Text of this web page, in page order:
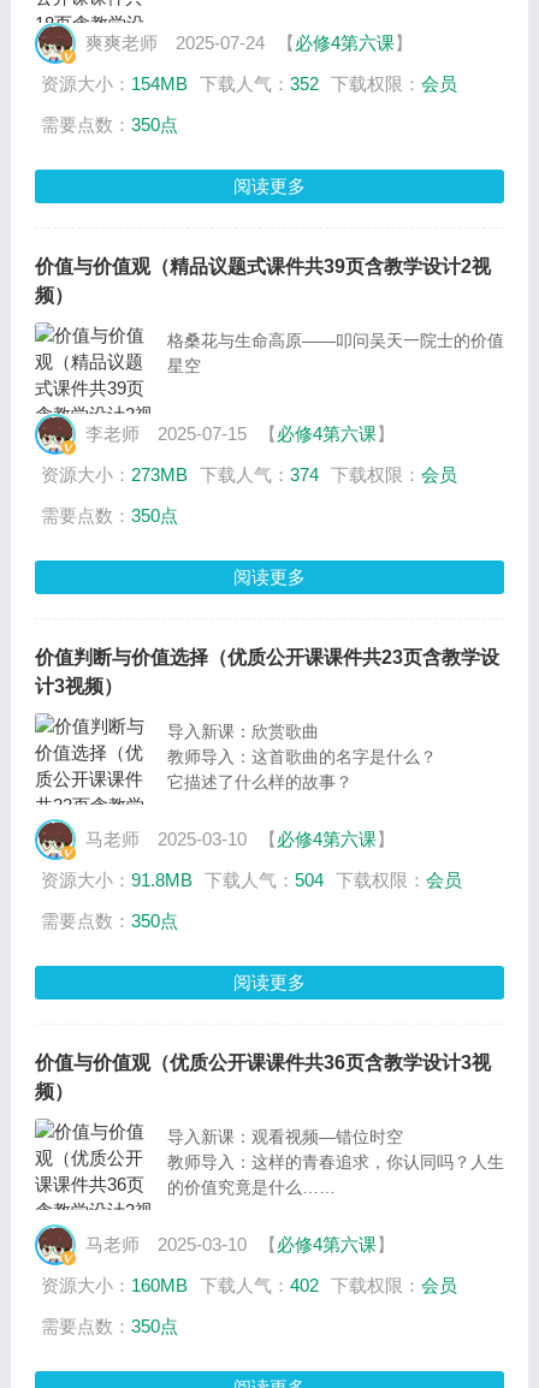
爽爽老师 2025-07-24 【必修4第六课】
资源大小： 154MB 下载人气： 352 下载权限： 会员
需要点数： 350点
阅读更多
价值与价值观（精品议题式课件共39页含教学设计2视
频）
格桑花与生命高原——叩问吴天一院士的价值
星空
李老师 2025-07-15 【必修4第六课】
资源大小： 273MB 下载人气： 374 下载权限： 会员
需要点数： 350点
阅读更多
价值判断与价值选择（优质公开课课件共23页含教学设
计3视频）
导入新课：欣赏歌曲
教师导入：这首歌曲的名字是什么？
它描述了什么样的故事？
马老师 2025-03-10 【必修4第六课】
资源大小： 91.8MB 下载人气： 504 下载权限： 会员
需要点数： 350点
阅读更多
价值与价值观（优质公开课课件共36页含教学设计3视
频）
导入新课：观看视频—错位时空
教师导入：这样的青春追求，你认同吗？人生
的价值究竟是什么……
马老师 2025-03-10 【必修4第六课】
资源大小： 160MB 下载人气： 402 下载权限： 会员
需要点数： 350点